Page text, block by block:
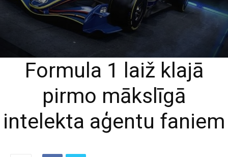
Formula 1 laiž klajā
pirmo mākslīgā
intelekta aģentu faniem